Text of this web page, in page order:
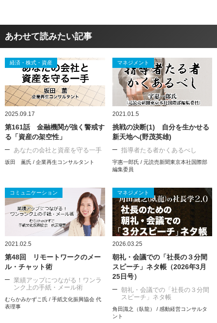
あわせて読みたい記事
経済・株式・資産
2025.09.17
第161話 金融機関が強く警戒す
る「資産の架空性」
あなたの会社と資産を守る一手
坂田 薫氏 / 企業再生コンサルタント
マネジメント
2021.01.5
挑戦の決断(1) 自分を生かせる
新天地へ(野茂英雄)
指導者たる者かくあるべし
宇惠一郎氏 / 元読売新聞東京本社国際部
編集委員
コミュニケーション
2021.02.5
第48回 リモートワークのメー
ル・チャット術
業績アップにつながる！ワンラ
ンク上の手紙・メール術
むらかみかずこ氏 / 手紙文化振興協会 代
表理事
マネジメント
2026.03.25
朝礼・会議での「社長の３分間
スピーチ」ネタ帳（2026年3月
25日号）
朝礼・会議での「社長の３分間
スピーチ」ネタ帳
角田識之（臥龍） / 感動経営コンサルタ
ント